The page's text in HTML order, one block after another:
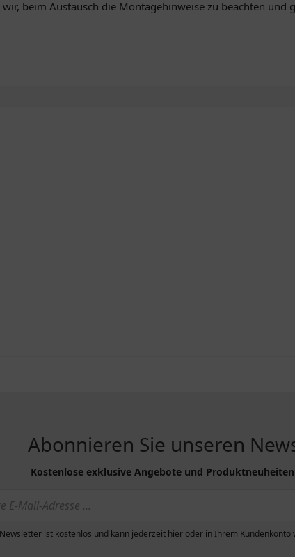
beim Austausch die Montagehinweise zu beachten und
Abonnieren Sie unseren
Kostenlose exklusive Angebote und
ist kostenlos und kann jederzeit hier oder in Ihrem Kundenkonto